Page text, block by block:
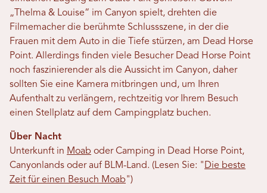
„Thelma & Louise“ im Canyon spielt, drehten die
Filmemacher die berühmte Schlussszene, in der die
Frauen mit dem Auto in die Tiefe stürzen, am Dead Horse
Point. Allerdings finden viele Besucher Dead Horse Point
noch faszinierender als die Aussicht im Canyon, daher
sollten Sie eine Kamera mitbringen und, um Ihren
Aufenthalt zu verlängern, rechtzeitig vor Ihrem Besuch
einen Stellplatz auf dem Campingplatz buchen.
Über Nacht
Unterkunft in Moab oder Camping in Dead Horse Point,
Canyonlands oder auf BLM-Land. (Lesen Sie: " Die beste
Zeit für einen Besuch Moab")